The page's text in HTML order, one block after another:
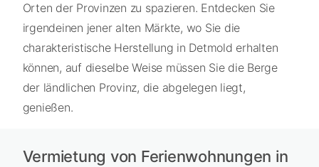
Orten der Provinzen zu spazieren. Entdecken Sie
irgendeinen jener alten Märkte, wo Sie die
charakteristische Herstellung in Detmold erhalten
können, auf dieselbe Weise müssen Sie die Berge
der ländlichen Provinz, die abgelegen liegt,
genießen.
Vermietung von Ferienwohnungen in